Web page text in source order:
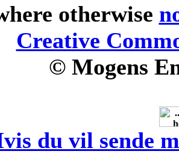
otherwise
Creative
© Mogens
du vil sende